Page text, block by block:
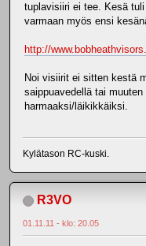
tuplavisiiri ei tee. Kesä
varmaan myös ensi
http://
Noi visiirit ei sitten kestä
saippuavedellä tai
harmaaksi/läikikkäiksi.
Kylätason RC-kuski.
R3VO
01.11.11 - klo: 20.05